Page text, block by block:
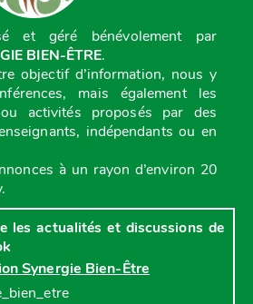
et géré bénévolement par
BIEN-ÊTRE.
objectif d’information, nous y
mais également les
activités proposés par des
indépendants ou en
à un rayon d’environ 20
les actualités et discussions de
Synergie Bien-Être